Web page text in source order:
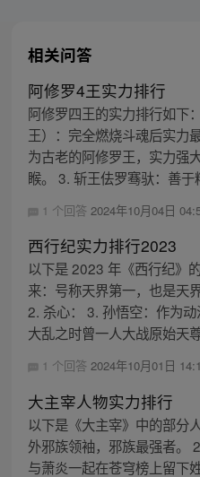
相关问答
阿修罗4王实力排行
阿修罗四王的实力排行如下
王）：完全燃烧斗魂后实力
为古老的阿修罗王，实力强
睺。 3. 斩王佉罗骞驮：善于
1 个回答 2024年10月04日
西行纪实力排行2023
以下是 2023 年《西行纪》
来：号称天界第一，也是天
2. 杀心： 3. 孙悟空：作为
大乱之时曾一人大战原始天
1 个回答 2024年10月01日
大主宰人物实力排行
以下是《大主宰》中的部分
外邪族领袖，邪族最强者。
与萧炎一起在苍穹榜上留下